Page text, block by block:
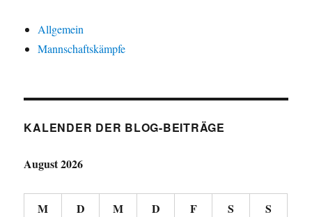
Allgemein
Mannschaftskämpfe
KALENDER DER BLOG-BEITRÄGE
August 2026
M D M D F S S